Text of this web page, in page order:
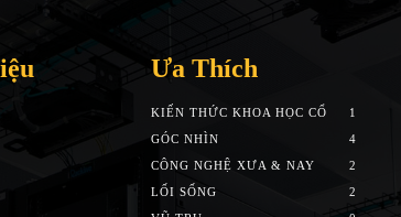
Ưa Thích
KIẾN THỨC KHOA HỌC CỔ
1
GÓC NHÌN
4
CÔNG NGHỆ XƯA & NAY
2
LỐI SỐNG
2